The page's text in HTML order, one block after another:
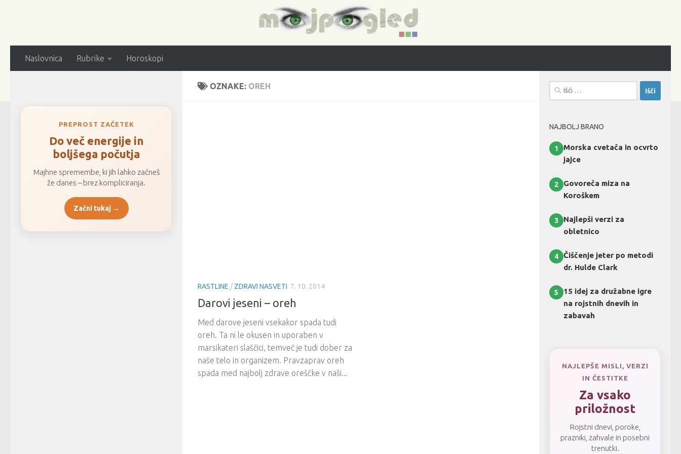
Naslovnica Rubrike Horoskopi
OZNAKE: OREH
RASTLINE /ZDRAVI NASVETI 7. 10. 2014
Darovi jeseni – oreh
Med darove jeseni vsekakor spada tudi
oreh. Ta ni le okusen in uporaben v
marsikateri slaščici, temveč je tudi dober za
naše telo in organizem. Pravzaprav oreh
spada med najbolj zdrave oreščke v naši...
PREPROST ZAČETEK
Do več energije in
boljšega počutja
Majhne spremembe, ki jih lahko začneš
že danes – brez kompliciranja.
Začni tukaj →
Išči:
NAJBOLJ BRANO
1
Morska cvetača in ocvrto
jajce
2
Govoreča miza na
Koroškem
3
Najlepši verzi za
obletnico
4
Čiščenje jeter po metodi
dr. Hulde Clark
5
15 idej za družabne igre
na rojstnih dnevih in
zabavah
NAJLEPŠE MISLI, VERZI
IN ČESTITKE
Za vsako
priložnost
Rojstni dnevi, poroke,
prazniki, zahvale in posebni
trenutki.